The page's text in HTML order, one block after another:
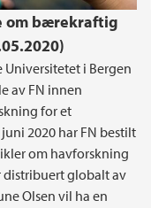
om bærekraftig
Universitetet i Bergen
av FN innen
for et
2020 har FN bestilt
om havforskning
distribuert globalt av
Olsen vil ha en